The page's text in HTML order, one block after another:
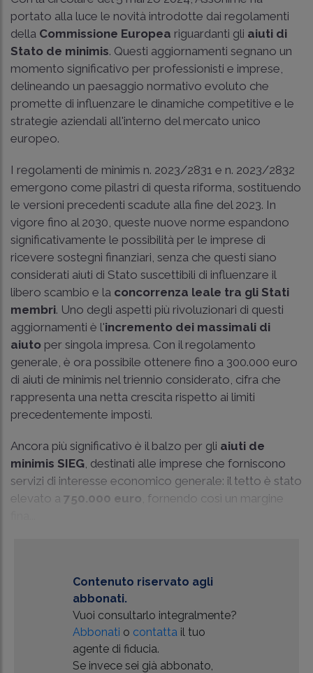
portato alla luce le novità introdotte dai regolamenti
della Commissione Europea riguardanti gli aiuti di
Stato de minimis. Questi aggiornamenti segnano un
momento significativo per professionisti e imprese,
delineando un paesaggio normativo evoluto che
promette di influenzare le dinamiche competitive e le
strategie aziendali all'interno del mercato unico
europeo.
I regolamenti de minimis n. 2023/2831 e n. 2023/2832
emergono come pilastri di questa riforma, sostituendo
le versioni precedenti scadute alla fine del 2023. In
vigore fino al 2030, queste nuove norme espandono
significativamente le possibilità per le imprese di
ricevere sostegni finanziari, senza che questi siano
considerati aiuti di Stato suscettibili di influenzare il
libero scambio e la concorrenza leale tra gli Stati
membri. Uno degli aspetti più rivoluzionari di questi
aggiornamenti è l'incremento dei massimali di
aiuto per singola impresa. Con il regolamento
generale, è ora possibile ottenere fino a 300.000 euro
di aiuti de minimis nel triennio considerato, cifra che
rappresenta una netta crescita rispetto ai limiti
precedentemente imposti.
Ancora più significativo è il balzo per gli aiuti de
minimis SIEG, destinati alle imprese che forniscono
servizi di interesse economico generale: il tetto è stato
elevato a 750.000 euro , fornendo così un margine
Contenuto riservato agli
abbonati.
Vuoi consultarlo integralmente?
Abbonati o contattail tuo
agente di fiducia.
Se invece sei già abbonato,